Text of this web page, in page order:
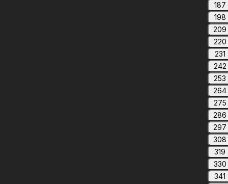
187
198
209
220
231
242
253
264
275
286
297
308
319
330
341